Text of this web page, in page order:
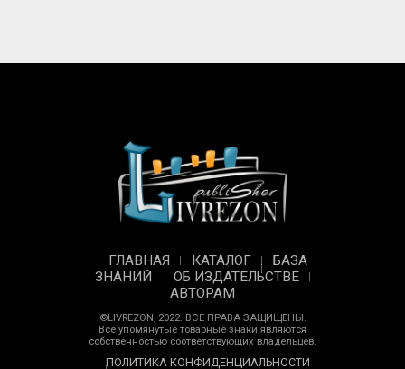
ГЛАВНАЯ КАТАЛОГ
БАЗА
ЗНАНИЙ
ОБ ИЗДАТЕЛЬСТВЕ
АВТОРАМ
©LIVREZON, 2022. ВСЕ ПРАВА ЗАЩИЩЕНЫ.
Все упомянутые товарные знаки являются
собственностью соответствующих владельцев.
ПОЛИТИКА КОНФИДЕНЦИАЛЬНОСТИ